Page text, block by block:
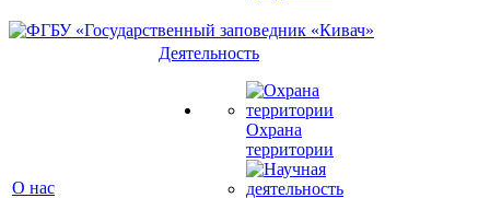
О нас
Деятельность
Охрана
территории